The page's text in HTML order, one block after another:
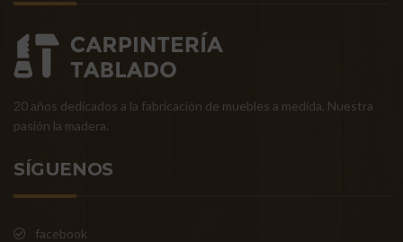
20 años dedicados a la fabricación de muebles a medida. Nuestra
pasión la madera.
SÍGUENOS
facebook